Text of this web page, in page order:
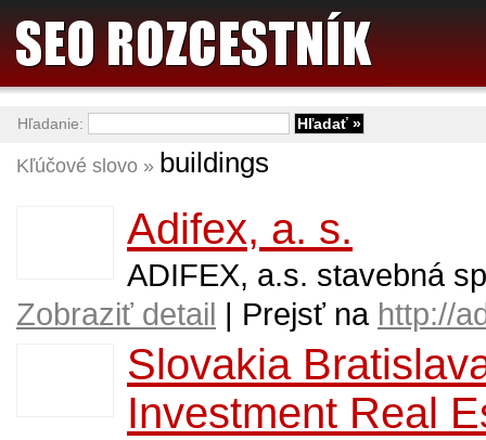
Kľúčové slovo » buildings
Adifex, a. s.
ADIFEX, a.s. stavebná
Zobraziť detail | Prejsť na http://
Slovakia
Investment Real
Hľadanie: